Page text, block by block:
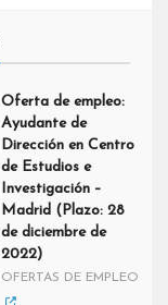
Oferta de empleo:
Ayudante de
Dirección en Centro
de Estudios e
Investigación –
Madrid (Plazo: 28
de diciembre de
2022)
OFERTAS DE EMPLEO